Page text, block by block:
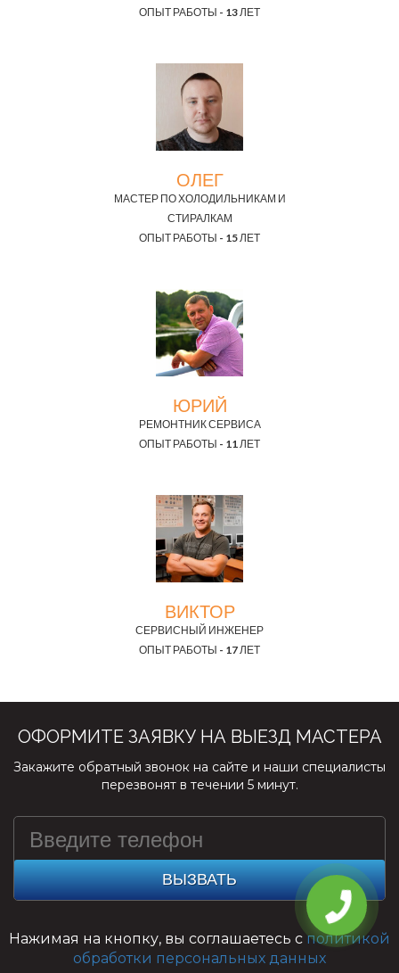
ОПЫТ РАБОТЫ - 13 ЛЕТ
ОЛЕГ
МАСТЕР ПО ХОЛОДИЛЬНИКАМ И
СТИРАЛКАМ
ОПЫТ РАБОТЫ - 15 ЛЕТ
ЮРИЙ
РЕМОНТНИК СЕРВИСА
ОПЫТ РАБОТЫ - 11 ЛЕТ
ВИКТОР
СЕРВИСНЫЙ ИНЖЕНЕР
ОПЫТ РАБОТЫ - 17 ЛЕТ
ОФОРМИТЕ ЗАЯВКУ НА ВЫЕЗД МАСТЕРА
Закажите обратный звонок на сайте и наши специалисты
перезвонят в течении 5 минут.
ВЫЗВАТЬ
Нажимая на кнопку, вы соглашаетесь сполитикой
обработки персональных данных